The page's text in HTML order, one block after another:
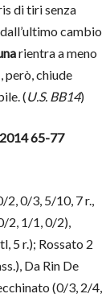
di tiri senza
cambio
rientra a meno
però, chiude
(U.S. BB14)
65-77
2, 0/3, 5/10, 7 r.,
2, 1/1, 0/2),
5 r.); Rossato 2
Da Rin De
(0/3, 2/4,